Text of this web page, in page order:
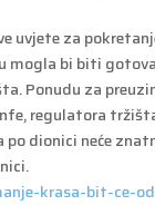
uvjete za
mogla bi biti
Ponudu za
regulatora
po dionici neće
krasa-bit-ce-